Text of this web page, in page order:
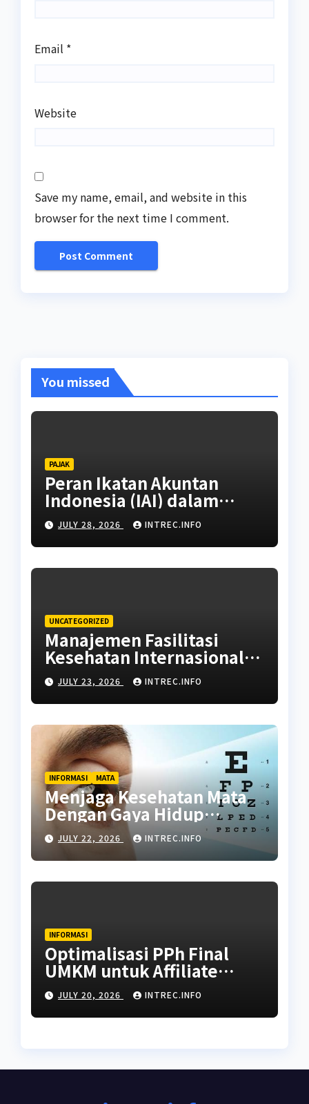
Email *
Website
Save my name, email, and website in this
browser for the next time I comment.
You missed
PAJAK
Peran Ikatan Akuntan
Indonesia (IAI) dalam
Standarisasi Brevet Pajak
JULY 28, 2026 INTREC.INFO
UNCATEGORIZED
Manajemen Fasilitasi
Kesehatan Internasional:
Panduan Memilih Rujukan
Rumah Sakit dan Dokter
Ahli
JULY 23, 2026 INTREC.INFO
INFORMASI MATA
Menjaga Kesehatan Mata
Dengan Gaya Hidup
Seimbang
JULY 22, 2026 INTREC.INFO
INFORMASI
Optimalisasi PPh Final
UMKM untuk Affiliate
dengan Penghasilan Tidak
Tetap
JULY 20, 2026 INTREC.INFO